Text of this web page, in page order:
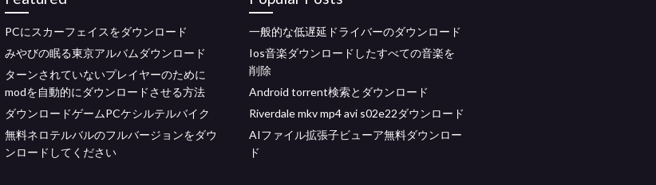
PCにスカーフェイスをダウンロード
みやびの眠る東京アルバムダウンロード
ターンされていないプレイヤーのために
modを自動的にダウンロードさせる方法
ダウンロードゲームPCケシルテルバイク
無料ネロテルバルのフルバージョンをダウ
ンロードしてください
一般的な低遅延ドライバーのダウンロード
Ios音楽ダウンロードしたすべての音楽を
削除
Android torrent検索とダウンロード
Riverdale mkv mp4 avi s02e22ダウンロード
AIファイル拡張子ビューア無料ダウンロー
ド